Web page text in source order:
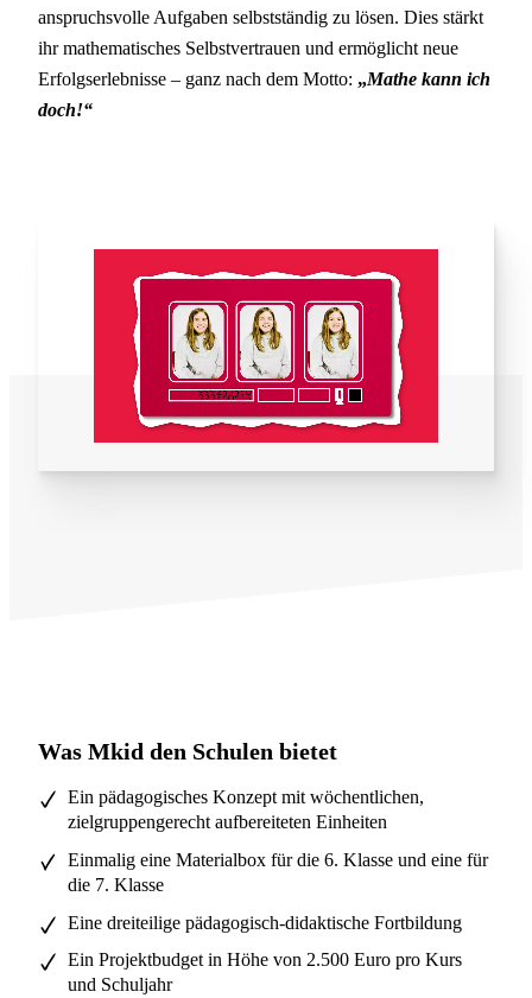
anspruchsvolle Aufgaben selbstständig zu lösen. Dies stärkt
ihr mathematisches Selbstvertrauen und ermöglicht neue
Erfolgserlebnisse – ganz nach dem Motto: „Mathe kann ich
doch!“
Was Mkid den Schulen bietet
Ein pädagogisches Konzept mit wöchentlichen,
zielgruppengerecht aufbereiteten Einheiten
Einmalig eine Materialbox für die 6. Klasse und eine für
die 7. Klasse
Eine dreiteilige pädagogisch-didaktische Fortbildung
Ein Projektbudget in Höhe von 2.500 Euro pro Kurs
und Schuljahr